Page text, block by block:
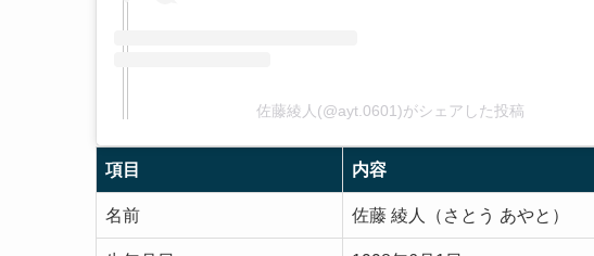
佐藤綾人(@ayt.0601)がシェアした投稿
項目 内容
名前 佐藤 綾人（さとう あやと）